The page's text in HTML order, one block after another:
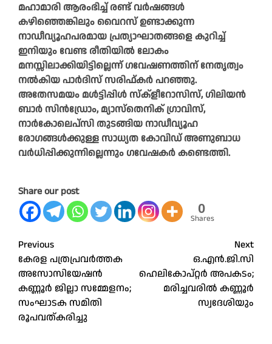
മഹാമാരി ആരംഭിച്ച് രണ്ട് വര്‍ഷങ്ങള്‍
കഴിഞ്ഞെങ്കിലും വൈറസ് ഉണ്ടാക്കുന്ന
നാഡീവ്യൂഹപരമായ പ്രത്യാഘാതങ്ങളെ കുറിച്ച്
ഇനിയും വേണ്ട രീതിയില്‍ ലോകം
മനസ്സിലാക്കിയിട്ടില്ലെന്ന് ഗവേഷണത്തിന് നേതൃത്വം
നല്‍കിയ പാര്‍ദിസ് സരിഫ്കര്‍ പറഞ്ഞു.
അതേസമയം മള്‍ട്ടിപ്പിള്‍ സ്ക്ളീറോസിസ്, ഗിലിയന്‍
ബാര്‍ സിന്‍ഡ്രോം, മ്യാസ്തെനിക് ഗ്രാവിസ്,
നാര്‍കോലെപ്സി തുടങ്ങിയ നാഡീവ്യൂഹ
രോഗങ്ങള്‍ക്കുള്ള സാധ്യത കോവിഡ് അണുബാധ
വര്‍ധിപ്പിക്കുന്നില്ലെന്നും ഗവേഷകര്‍ കണ്ടെത്തി.
Share our post
0
Shares
Post
navigation
Previous
കേരള പത്രപ്രവർത്തക
അസോസിയേഷൻ
കണ്ണൂർ ജില്ലാ സമ്മേളനം;
സംഘാടക സമിതി
രൂപവത്കരിച്ചു
Next
ഒ.എൻ.ജി.സി
ഹെലികോപ്റ്റർ അപകടം;
മരിച്ചവരിൽ കണ്ണൂർ
സ്വദേശിയും